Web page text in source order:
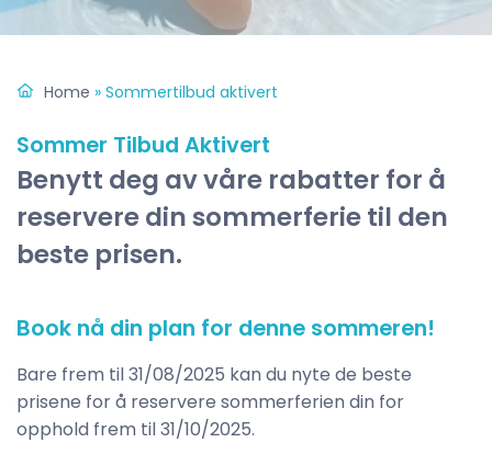
Home » Sommertilbud aktivert
Sommer Tilbud Aktivert
Benytt deg av våre rabatter for å
reservere din sommerferie til den
beste prisen.
Book nå din plan for denne sommeren!
Bare frem til 31/08/2025 kan du nyte de beste
prisene for å reservere sommerferien din for
opphold frem til 31/10/2025.